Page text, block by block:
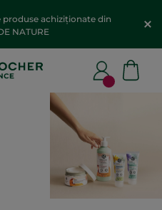
Economisește până la 100
100MINUS